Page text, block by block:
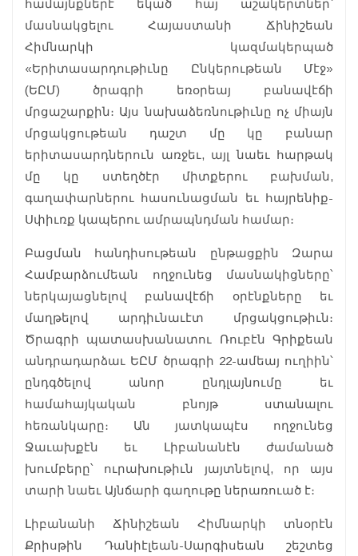
համայնքներէ եկած հայ աշակերտներ՝
մասնակցելու Հայաստանի Ճինիշեան
Հիմնարկի կազմակերպած
«Երիտասարդութիւնը Ընկերութեան Մէջ»
(ԵԸՄ) ծրագրի եռօրեայ բանավէճի
մրցաշարքին։ Այս նախաձեռնութիւնը ոչ միայն
մրցակցութեան դաշտ մը կը բանար
երիտասարդներուն առջեւ, այլ նաեւ հարթակ
մը կը ստեղծէր միտքերու բախման,
գաղափարներու հասունացման եւ հայրենիք-
Սփիւռք կապերու ամրապնդման համար։
Բացման հանդիսութեան ընթացքին Զարա
Համբարձումեան ողջունեց մասնակիցները՝
ներկայացնելով բանավէճի օրէնքները եւ
մաղթելով արդիւնաւէտ մրցակցութիւն։
Ծրագրի պատասխանատու Ռուբէն Գրիքեան
անդրադարձաւ ԵԸՄ ծրագրի 22-ամեայ ուղիին՝
ընդգծելով անոր ընդլայնումը եւ
համահայկական բնոյթ ստանալու
հեռանկարը։ Ան յատկապէս ողջունեց
Ջաւախքէն եւ Լիբանանէն ժամանած
խումբերը՝ ուրախութիւն յայտնելով, որ այս
տարի նաեւ Այնճարի գաղութը ներառուած է։
Լիբանանի Ճինիշեան Հիմնարկի տնօրէն
Քրիսթին Դանիէլեան-Սարգիսեան շեշտեց